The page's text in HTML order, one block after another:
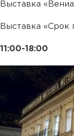
Выставка
Выставка «Срок
11:00-18:00